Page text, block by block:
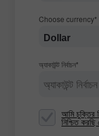
Choose currency*
Dollar
অ্যাকাউন্ট নির্বাচন*
অ্যাকাউন্ট নির্বাচন
আমি চুক্তির
নিশ্চিত